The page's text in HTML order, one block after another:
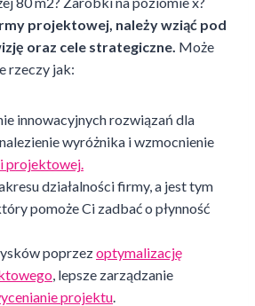
projektowej, należy wziąć pod
oraz cele strategiczne. Może
rzeczy jak:
innowacyjnych rozwiązań dla
wyróżnika i wzmocnienie
projektowej.
działalności firmy, a jest tym
pomoże Ci zadbać o płynność
poprzezoptymalizację
, lepsze zarządzanie
projektu